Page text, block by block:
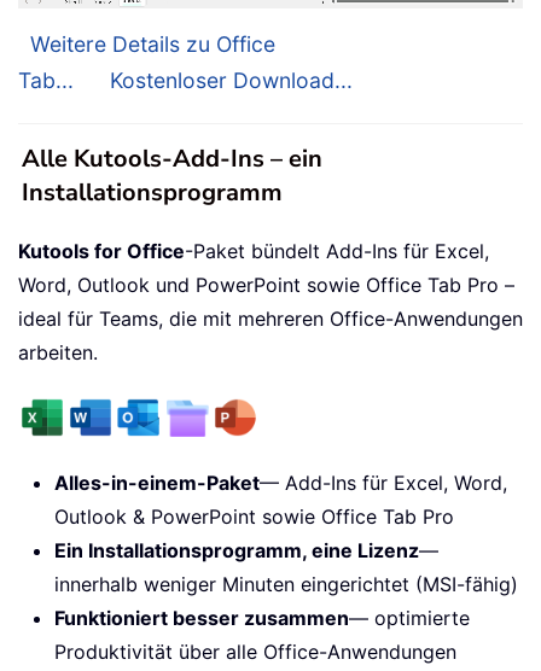
Weitere Details zu Office
Tab...
Kostenloser Download...
Alle Kutools-Add-Ins – ein
Installationsprogramm
Kutools for Office-Paket bündelt Add-Ins für Excel,
Word, Outlook und PowerPoint sowie Office Tab Pro –
ideal für Teams, die mit mehreren Office-Anwendungen
arbeiten.
Alles-in-einem-Paket— Add-Ins für Excel, Word,
Outlook & PowerPoint sowie Office Tab Pro
Ein Installationsprogramm, eine Lizenz—
innerhalb weniger Minuten eingerichtet (MSI-fähig)
Funktioniert besser zusammen— optimierte
Produktivität über alle Office-Anwendungen